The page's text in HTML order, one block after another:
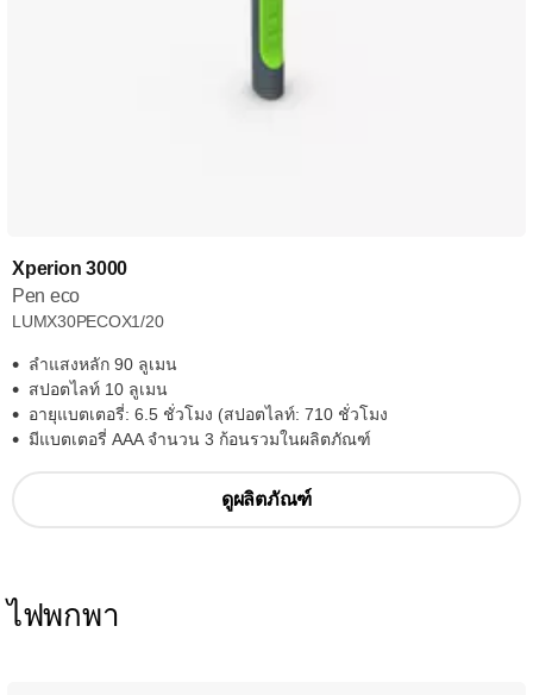
Xperion 3000
Pen eco
LUMX30PECOX1/20
ลำแสงหลัก 90 ลูเมน
สปอตไลท์ 10 ลูเมน
อายุแบตเตอรี่: 6.5 ชั่วโมง (สปอตไลท์: 710 ชั่วโมง
มีแบตเตอรี่ AAA จำนวน 3 ก้อนรวมในผลิตภัณฑ์
ดูผลิตภัณฑ์
ไฟพกพา